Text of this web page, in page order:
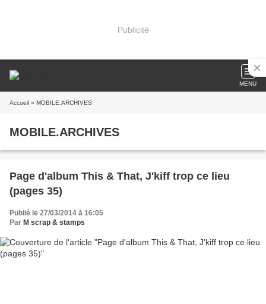
Publicité
MENU
Accueil » MOBILE.ARCHIVES
MOBILE.ARCHIVES
Page d'album This & That, J'kiff trop ce lieu
(pages 35)
Publié le 27/03/2014 à 16:05
Par M scrap & stamps